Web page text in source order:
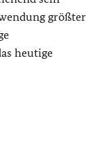
größter
heutige